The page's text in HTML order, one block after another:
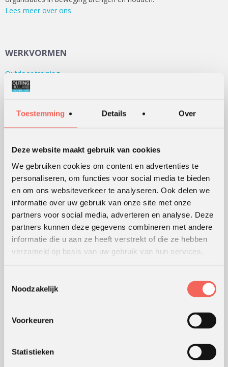
Toestemming Details Over
Deze website maakt gebruik van cookies
We gebruiken cookies om content en advertenties te
personaliseren, om functies voor social media te bieden
en om ons websiteverkeer te analyseren. Ook delen we
informatie over uw gebruik van onze site met onze
partners voor social media, adverteren en analyse. Deze
partners kunnen deze gegevens combineren met andere
informatie die u aan ze heeft verstrekt of die ze hebben
verzameld op basis van uw gebruik van hun services.
Noodzakelijk
Voorkeuren
Statistieken
Lees meer over ons
WERKVORMEN
Outdoor training
Serious games
Teamontwikkeling
Alle werkvormen
KLANTWAARDERING
Leeshierde beoordelingen van verschillende klanten.
WERKWIJZE
Werking van werkvormen
Coaching en advies